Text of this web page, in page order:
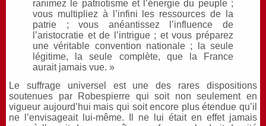
ranimez le patriotisme et l’énergie du peuple ;
vous multipliez à l’infini les ressources de la
patrie ; vous anéantissez l’influence de
l’aristocratie et de l’intrigue ; et vous préparez
une véritable convention nationale ; la seule
légitime, la seule complète, que la France
aurait jamais vue. »
Le suffrage universel est une des rares dispositions
soutenues par Robespierre qui soit non seulement en
vigueur aujourd’hui mais qui soit encore plus étendue qu’il
ne l’envisageait lui-même. Il ne lui était en effet jamais